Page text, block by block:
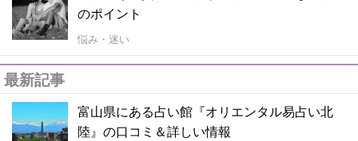
のポイント
悩み・迷い
最新記事
富山県にある占い館『オリエンタル易占い北
陸』の口コミ＆詳しい情報